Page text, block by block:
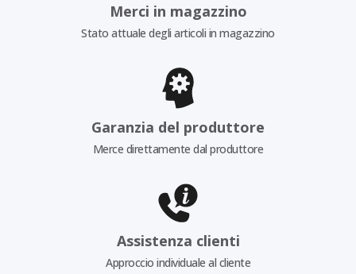
Merci in magazzino
Stato attuale degli articoli in magazzino
Garanzia del produttore
Merce direttamente dal produttore
Assistenza clienti
Approccio individuale al cliente